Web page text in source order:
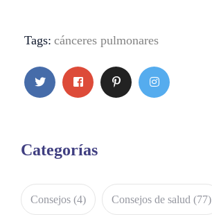
Tags: cánceres pulmonares
Categorías
Consejos (4) Consejos de salud (77)